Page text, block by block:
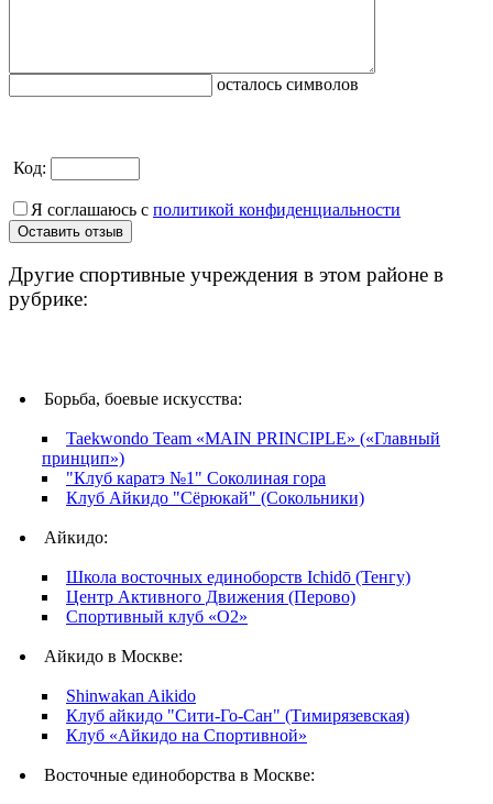
осталось символов
Код:
Я соглашаюсь с политикой конфиденциальности
Другие спортивные учреждения в этом районе в
рубрике:
Борьба, боевые искусства:
Taekwondo Team «MAIN PRINCIPLE» («Главный
принцип»)
"Клуб каратэ №1" Соколиная гора
Клуб Айкидо "Сёрюкай" (Сокольники)
Айкидо:
Школа восточных единоборств Ichidō (Тенгу)
Центр Активного Движения (Перово)
Спортивный клуб «О2»
Айкидо в Москве:
Shinwakan Aikido
Клуб айкидо "Сити-Го-Сан" (Тимирязевская)
Клуб «Айкидо на Спортивной»​
Восточные единоборства в Москве: